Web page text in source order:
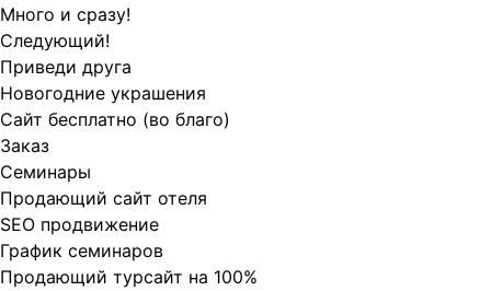
Много и сразу!
Следующий!
Приведи друга
Новогодние украшения
Сайт бесплатно (во благо)
Заказ
Cеминары
Продающий сайт отеля
SEO продвижение
График семинаров
Продающий турсайт на 100%